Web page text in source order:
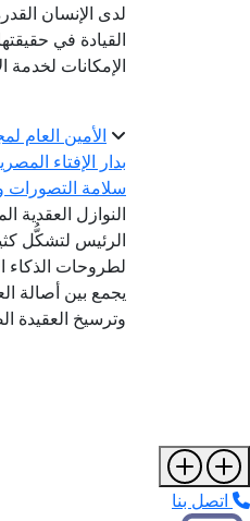
لدى الإنسان
القيادة في
الإمكانات لخدمة
الأمين العام
بدار الإفتاء
سلامة التصورات
النوازل العقدية
الرئيس لتشكُّل
لطروحات الذكاء
يجمع بين أصالة
وترسيخ العقيدة
اتصل بنا